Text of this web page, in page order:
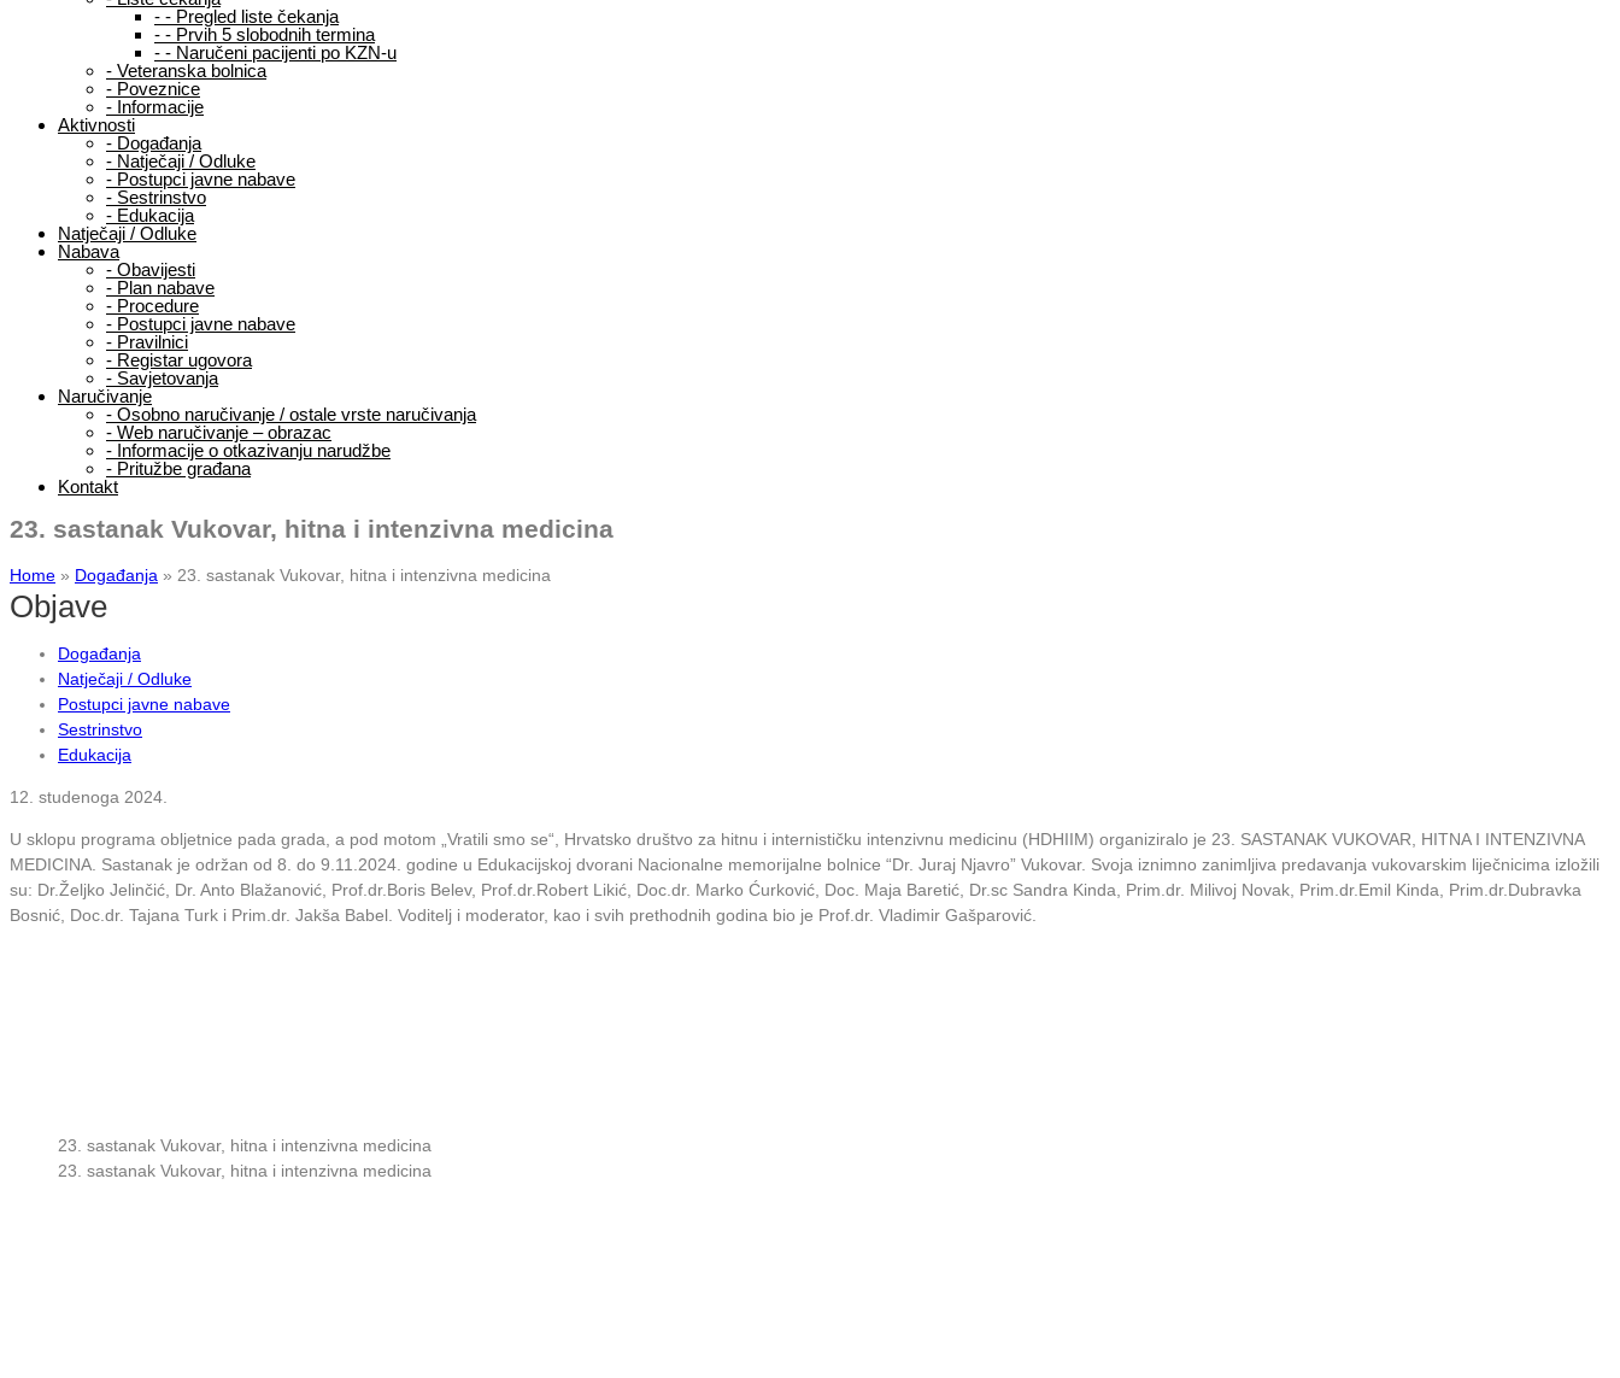
- - Pregled liste čekanja
- - Prvih 5 slobodnih termina
- - Naručeni pacijenti po KZN-u
- Veteranska bolnica
- Poveznice
- Informacije
Aktivnosti
- Događanja
- Natječaji / Odluke
- Postupci javne nabave
- Sestrinstvo
- Edukacija
Natječaji / Odluke
Nabava
- Obavijesti
- Plan nabave
- Procedure
- Postupci javne nabave
- Pravilnici
- Registar ugovora
- Savjetovanja
Naručivanje
- Osobno naručivanje / ostale vrste naručivanja
- Web naručivanje – obrazac
- Informacije o otkazivanju narudžbe
- Pritužbe građana
Kontakt
23. sastanak Vukovar, hitna i intenzivna medicina
Home » Događanja » 23. sastanak Vukovar, hitna i intenzivna medicina
Objave
Događanja
Natječaji / Odluke
Postupci javne nabave
Sestrinstvo
Edukacija
12. studenoga 2024.
U sklopu programa obljetnice pada grada, a pod motom „Vratili smo se“, Hrvatsko društvo za hitnu i internističku intenzivnu medicinu (HDHIIM) organiziralo je 23. SASTANAK VUKOVAR, HITNA I INTENZIVNA
MEDICINA. Sastanak je održan od 8. do 9.11.2024. godine u Edukacijskoj dvorani Nacionalne memorijalne bolnice “Dr. Juraj Njavro” Vukovar. Svoja iznimno zanimljiva predavanja vukovarskim liječnicima izložili
su: Dr.Željko Jelinčić, Dr. Anto Blažanović, Prof.dr.Boris Belev, Prof.dr.Robert Likić, Doc.dr. Marko Ćurković, Doc. Maja Baretić, Dr.sc Sandra Kinda, Prim.dr. Milivoj Novak, Prim.dr.Emil Kinda, Prim.dr.Dubravka
Bosnić, Doc.dr. Tajana Turk i Prim.dr. Jakša Babel. Voditelj i moderator, kao i svih prethodnih godina bio je Prof.dr. Vladimir Gašparović.
23. sastanak Vukovar, hitna i intenzivna medicina
23. sastanak Vukovar, hitna i intenzivna medicina